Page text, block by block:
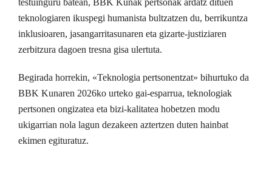
teknologiaren ikuspegi humanista bultzatzen du, berrikuntza
inklusioaren, jasangarritasunaren eta gizarte-justiziaren
zerbitzura dagoen tresna gisa ulertuta.
Begirada horrekin, «Teknologia pertsonentzat» bihurtuko da
BBK Kunaren 2026ko urteko gai-esparrua, teknologiak
pertsonen ongizatea eta bizi-kalitatea hobetzen modu
ukigarrian nola lagun dezakeen aztertzen duten hainbat
ekimen egituratuz.